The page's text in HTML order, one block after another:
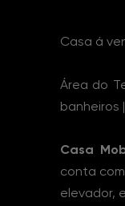
Casa á
Área do
banheiros
Casa
conta
elevador,